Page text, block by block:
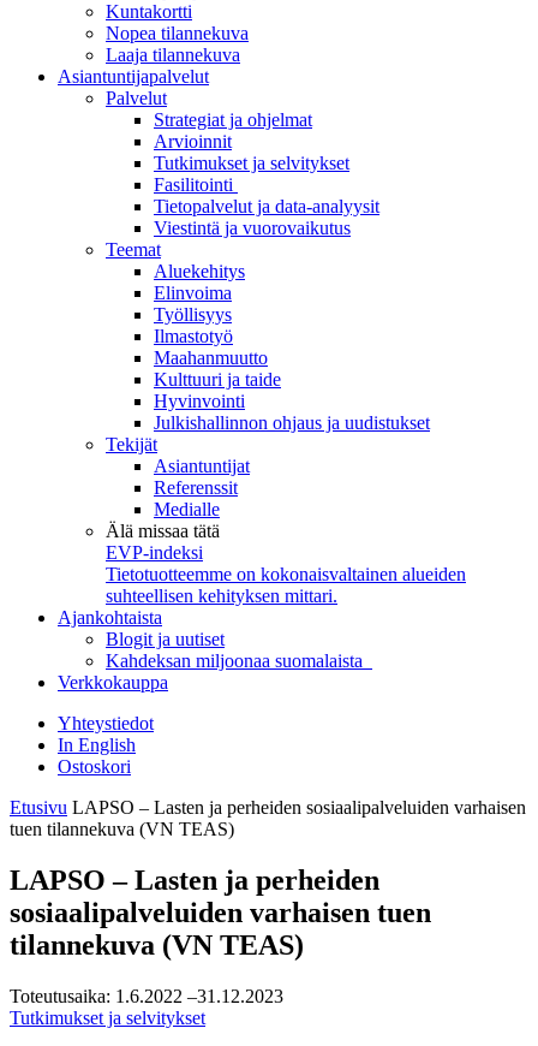
Kuntakortti
Nopea tilannekuva
Laaja tilannekuva
Asiantuntijapalvelut
Palvelut
Strategiat ja ohjelmat
Arvioinnit
Tutkimukset ja selvitykset
Fasilitointi
Tietopalvelut ja data-analyysit
Viestintä ja vuorovaikutus
Teemat
Aluekehitys
Elinvoima
Työllisyys
Ilmastotyö
Maahanmuutto
Kulttuuri ja taide
Hyvinvointi
Julkishallinnon ohjaus ja uudistukset
Tekijät
Asiantuntijat
Referenssit
Medialle
Älä missaa tätä
EVP-indeksi
Tietotuotteemme on kokonaisvaltainen alueiden
suhteellisen kehityksen mittari.
Ajankohtaista
Blogit ja uutiset
Kahdeksan miljoonaa suomalaista
Verkkokauppa
Yhteystiedot
In English
Ostoskori
Etusivu LAPSO – Lasten ja perheiden sosiaalipalveluiden varhaisen
tuen tilannekuva (VN TEAS)
LAPSO – Lasten ja perheiden
sosiaalipalveluiden varhaisen tuen
tilannekuva (VN TEAS)
Toteutusaika: 1.6.2022 –31.12.2023
Tutkimukset ja selvitykset